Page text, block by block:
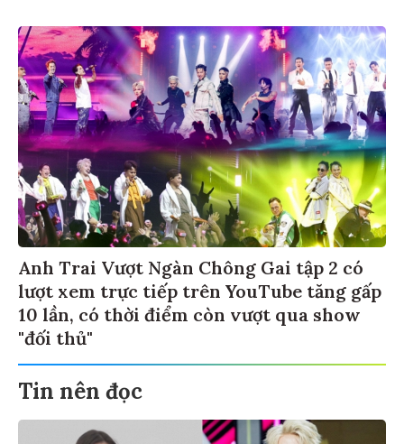
Anh Trai Vượt Ngàn Chông Gai tập 2 có
lượt xem trực tiếp trên YouTube tăng gấp
10 lần, có thời điểm còn vượt qua show
"đối thủ"
Tin nên đọc